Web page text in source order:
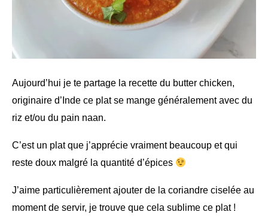
Aujourd’hui je te partage la recette du butter chicken,
originaire d’Inde ce plat se mange généralement avec du
riz et/ou du pain naan.
C’est un plat que j’apprécie vraiment beaucoup et qui
reste doux malgré la quantité d’épices
J’aime particulièrement ajouter de la coriandre ciselée au
moment de servir, je trouve que cela sublime ce plat !